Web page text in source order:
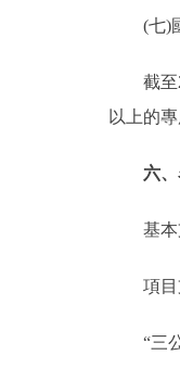
(七)國
截至
以上的
六、
基本支
項目支
“三公”